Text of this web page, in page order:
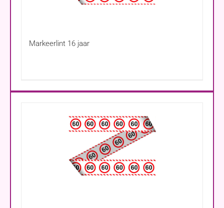
Markeerlint 16 jaar